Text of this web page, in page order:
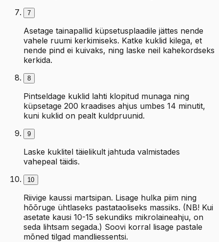
7
Asetage tainapallid küpsetusplaadile jättes nende
vahele ruumi kerkimiseks. Katke kuklid kilega, et
nende pind ei kuivaks, ning laske neil kahekordseks
kerkida.
8
Pintseldage kuklid lahti klopitud munaga ning
küpsetage 200 kraadises ahjus umbes 14 minutit,
kuni kuklid on pealt kuldpruunid.
9
Laske kuklitel täielikult jahtuda valmistades
vahepeal täidis.
10
Riivige kaussi martsipan. Lisage hulka piim ning
hõõruge ühtlaseks pastataoliseks massiks. (NB! Kui
asetate kausi 10-15 sekundiks mikrolaineahju, on
seda lihtsam segada.) Soovi korral lisage pastale
mõned tilgad mandliessentsi.